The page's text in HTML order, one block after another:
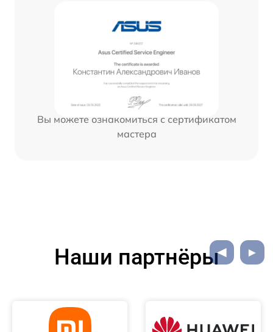
Вы можете ознакомиться с сертификатом
мастера
Наши партнёры